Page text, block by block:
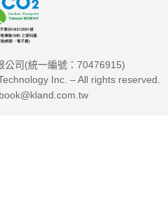
公司(統一編號：70476915)
Inc. – All rights reserved.